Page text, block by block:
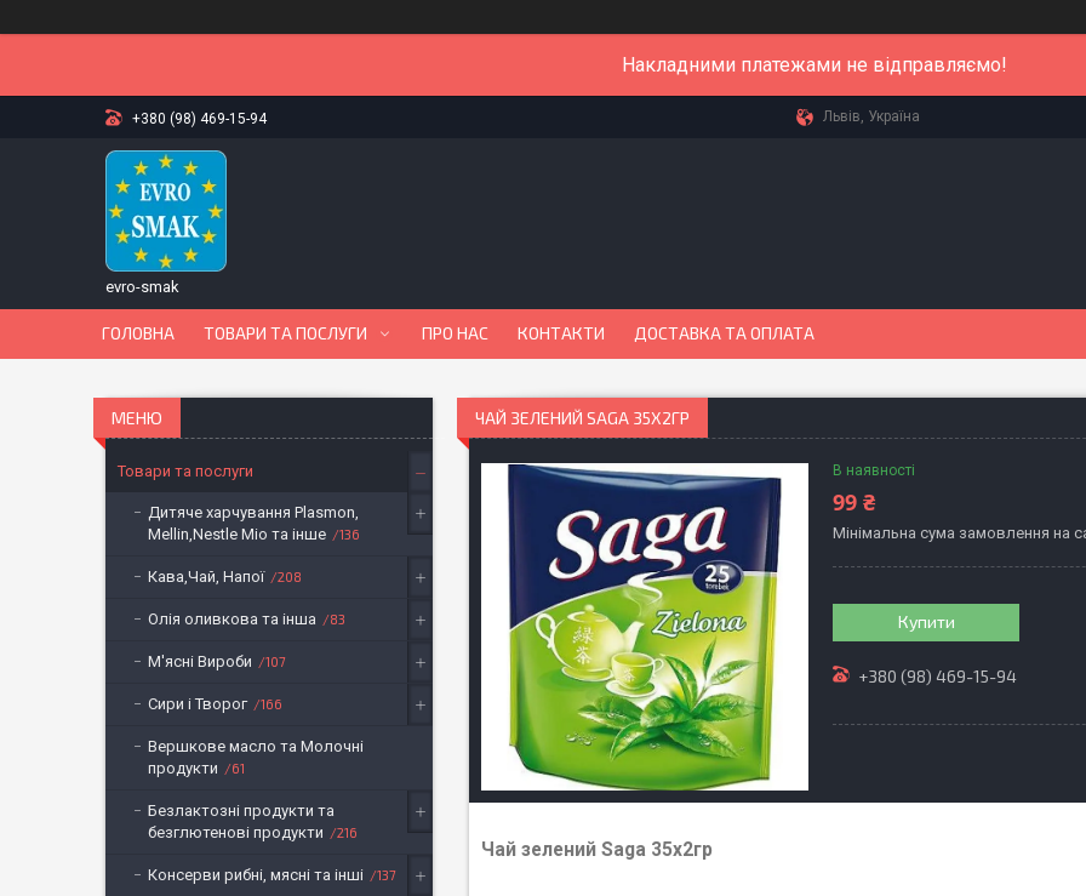
Накладними платежами не відправляємо!
+380 (98) 469-15-94 Львів, Україна
evro-smak
ГОЛОВНА ТОВАРИ ТА ПОСЛУГИ ПРО НАС КОНТАКТИ ДОСТАВКА ТА ОПЛАТА
ЧАЙ ЗЕЛЕНИЙ SAGA 35Х2ГР
В наявності
99 ₴
Мінімальна сума замовлення на
Купити
+380 (98) 469-15-94
Чай зелений Saga 35х2гр
Товари та послуги
Дитяче харчування Plasmon,
Mellin,Nestle Mio та інше
136
Кава,Чай, Напої 208
Олія оливкова та інша 83
М'ясні Вироби 107
Сири і Творог 166
Вершкове масло та Молочні
продукти
61
Безлактозні продукти та
безглютенові продукти
216
Консерви рибні, мясні та інші 137